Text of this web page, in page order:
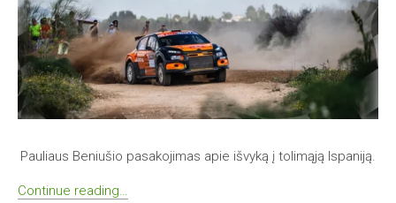
Pauliaus Beniušio pasakojimas apie išvyką į tolimąją Ispaniją.
Continue reading…